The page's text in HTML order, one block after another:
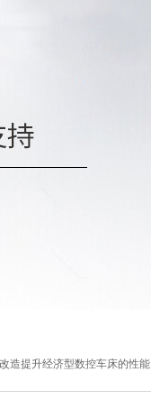
造提升经济型数控车床的性能